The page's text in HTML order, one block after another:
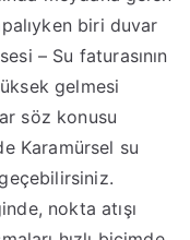
biri duvar
– Su faturasının
gelmesi
söz konusu
Karamürsel su
nokta atışı